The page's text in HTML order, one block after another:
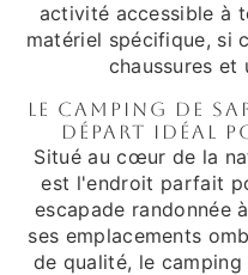
activité accessible à
matériel spécifique, si
chaussures et
Le Camping de
départ idéal
Situé au cœur de la
est l'endroit parfait
escapade randonnée
ses emplacements
de qualité, le